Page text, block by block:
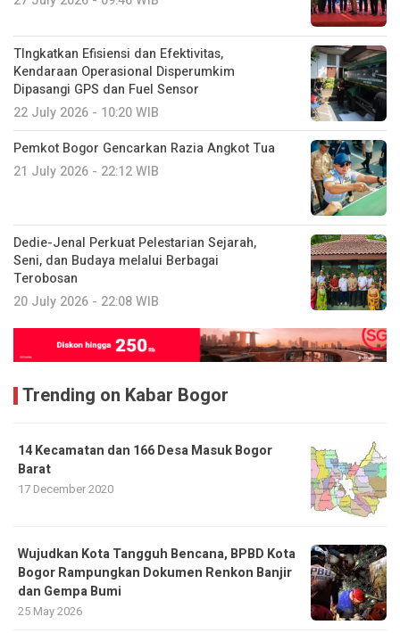
TIngkatkan Efisiensi dan Efektivitas,
Kendaraan Operasional Disperumkim
Dipasangi GPS dan Fuel Sensor
22 July 2026 - 10:20 WIB
Pemkot Bogor Gencarkan Razia Angkot Tua
21 July 2026 - 22:12 WIB
Dedie-Jenal Perkuat Pelestarian Sejarah,
Seni, dan Budaya melalui Berbagai
Terobosan
20 July 2026 - 22:08 WIB
Trending on Kabar Bogor
14 Kecamatan dan 166 Desa Masuk Bogor
Barat
17 December 2020
​Wujudkan Kota Tangguh Bencana, BPBD Kota
Bogor Rampungkan Dokumen Renkon Banjir
dan Gempa Bumi
25 May 2026